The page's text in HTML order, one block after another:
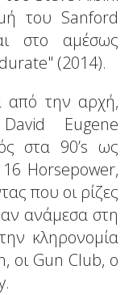
του Sanford
στο αμέσως
(2014).
από την αρχή,
Eugene
στα 90’s ως
Horsepower,
που οι ρίζες
ανάμεσα στη
κληρονομία
οι Gun Club, ο